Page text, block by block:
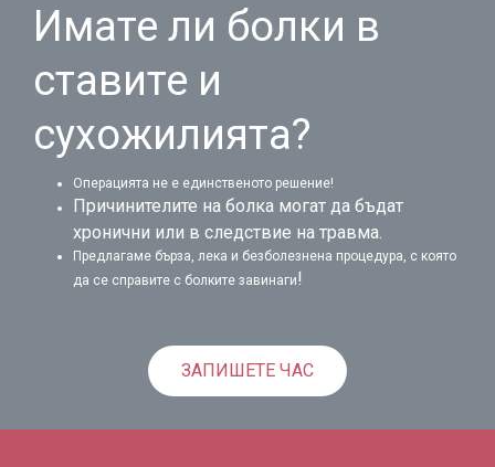
Имате ли болки в
ставите и
сухожилията?
Операцията не е единственото решение!
Причинителите на болка могат да бъдат
хронични или в следствие на травма.
Предлагаме бърза, лека и безболезнена процедура, с която
да се справите с болките завинаги!
ЗАПИШЕТЕ ЧАС